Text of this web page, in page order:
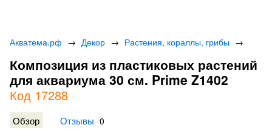
Акватема.рф → Декор → Растения, кораллы, грибы →
Композиция из пластиковых растений
для аквариума 30 см. Prime Z1402
Код 17288
Обзор Отзывы 0